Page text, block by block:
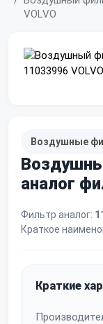
VOLVO
Воздушные
аналог
Фильтр аналог:
Краткое
Краткие